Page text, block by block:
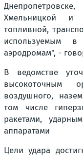
Хмельницкой и
топливной,
используемым
аэродромам", -
В ведомстве
высокоточным
воздушного,
том числе
ракетами,
аппаратами
Цели удара